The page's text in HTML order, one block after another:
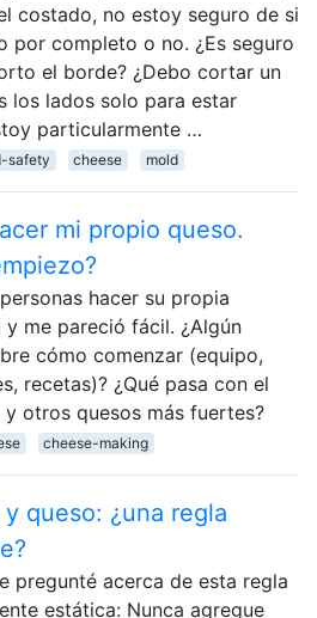
costado, no estoy seguro de si
por completo o no. ¿Es seguro
el borde? ¿Debo cortar un
los lados solo para estar
particularmente …
safety cheese mold
mi propio queso.
hacer su propia
y me pareció fácil. ¿Algún
cómo comenzar (equipo,
recetas)? ¿Qué pasa con el
y otros quesos más fuertes?
cheese-making
queso: ¿una regla
pregunté acerca de esta regla
estática: Nunca agregue